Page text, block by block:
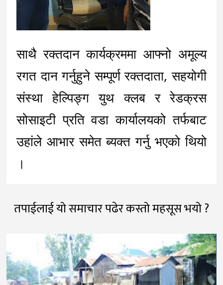
साथै रक्तदान कार्यक्रममा आफ्नो अमूल्य
रगत दान गर्नुहुने सम्पूर्ण रक्तदाता, सहयोगी
संस्था हेल्पिङ्ग युथ क्लब र रेडक्रस
सोसाइटी प्रति वडा कार्यालयको तर्फबाट
उहांले आभार समेत ब्यक्त गर्नु भएको थियो
।
तपाईलाई यो समाचार पढेर कस्तो महसूस भयो ?